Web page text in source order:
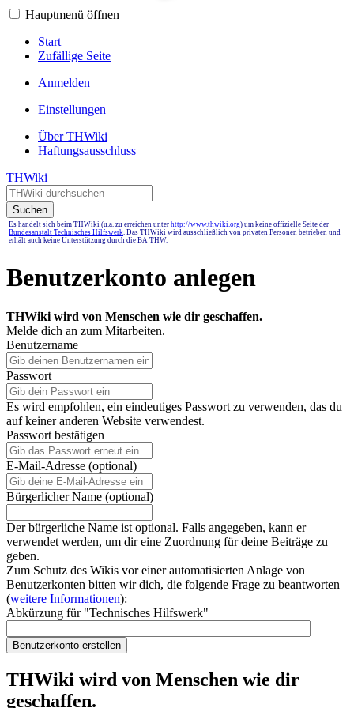
Hauptmenü öffnen
Start
Zufällige Seite
Anmelden
Einstellungen
Über THWiki
Haftungsausschluss
THWiki
Suchen
Es handelt sich beim THWiki (u.a. zu erreichen unter http://www.thwiki.org) um keine offizielle Seite der
Bundesanstalt Technisches Hilfswerk. Das THWiki wird ausschließlich von privaten Personen betrieben und
erhält auch keine Unterstützung durch die BA THW.
Benutzerkonto anlegen
THWiki wird von Menschen wie dir geschaffen.
Melde dich an zum Mitarbeiten.
Benutzername
Passwort
Es wird empfohlen, ein eindeutiges Passwort zu verwenden, das du
auf keiner anderen Website verwendest.
Passwort bestätigen
E-Mail-Adresse (optional)
Bürgerlicher Name (optional)
Der bürgerliche Name ist optional. Falls angegeben, kann er
verwendet werden, um dir eine Zuordnung für deine Beiträge zu
geben.
Zum Schutz des Wikis vor einer automatisierten Anlage von
Benutzerkonten bitten wir dich, die folgende Frage zu beantworten
(weitere Informationen):
Abkürzung für "Technisches Hilfswerk"
Benutzerkonto erstellen
THWiki wird von Menschen wie dir
geschaffen.